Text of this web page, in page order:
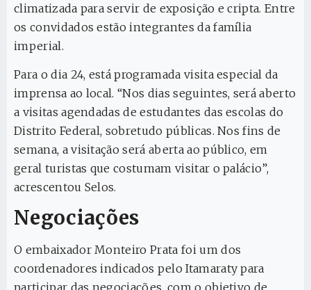
climatizada para servir de exposição e cripta. Entre
os convidados estão integrantes da família
imperial.
Para o dia 24, está programada visita especial da
imprensa ao local. “Nos dias seguintes, será aberto
a visitas agendadas de estudantes das escolas do
Distrito Federal, sobretudo públicas. Nos fins de
semana, a visitação será aberta ao público, em
geral turistas que costumam visitar o palácio”,
acrescentou Selos.
Negociações
O embaixador Monteiro Prata foi um dos
coordenadores indicados pelo Itamaraty para